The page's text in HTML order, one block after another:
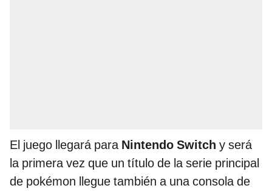
El juego llegará para Nintendo Switch y será
la primera vez que un título de la serie principal
de pokémon llegue también a una consola de